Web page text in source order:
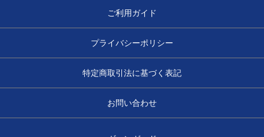
ご利用ガイド
プライバシーポリシー
特定商取引法に基づく表記
お問い合わせ